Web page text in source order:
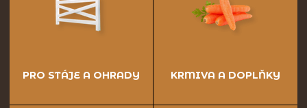
PRO STÁJE A OHRADY KRMIVA A DOPLŇKY